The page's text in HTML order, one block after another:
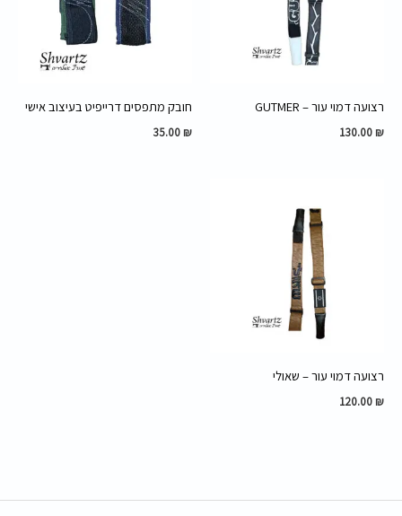
רצועה דמוי עור – GUTMER
130.00 ₪
חובק מתפסים דרייפיט בעיצוב אישי
35.00 ₪
רצועה דמוי עור – שאולי
120.00 ₪